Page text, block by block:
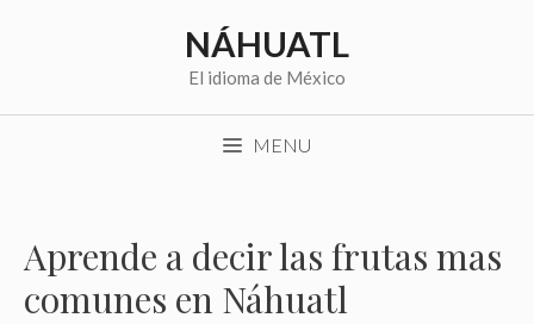
NÁHUATL
El idioma de México
MENU
Aprende a decir las frutas mas
comunes en Náhuatl